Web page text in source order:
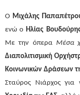
Ο Μιχάλης
ενώ οΗλίας
Με την όπερα Μέσα
Διαπολιτισμική
Κοινωνικών Δράσεων
Σταύρος Νιάρχος